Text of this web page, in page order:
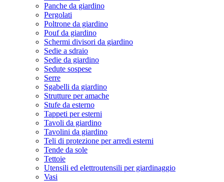
Panche da giardino
Pergolati
Poltrone da giardino
Pouf da giardino
Schermi divisori da giardino
Sedie a sdraio
Sedie da giardino
Sedute sospese
Serre
Sgabelli da giardino
Strutture per amache
Stufe da esterno
Tappeti per esterni
Tavoli da giardino
Tavolini da giardino
Teli di protezione per arredi esterni
Tende da sole
Tettoie
Utensili ed elettroutensili per giardinaggio
Vasi